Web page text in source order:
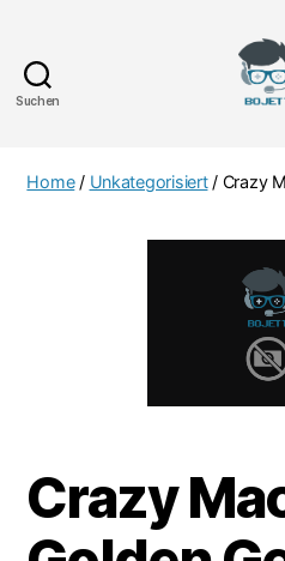
Suchen
Home/ Unkategorisiert/ Crazy
Crazy